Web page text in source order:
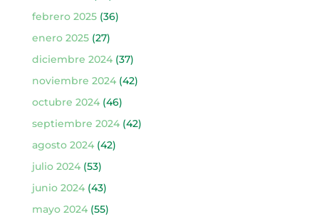
febrero 2025(36)
enero 2025(27)
diciembre 2024(37)
noviembre 2024(42)
octubre 2024(46)
septiembre 2024(42)
agosto 2024(42)
julio 2024(53)
junio 2024(43)
mayo 2024(55)